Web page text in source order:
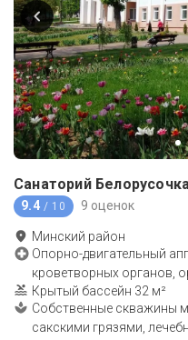
Санаторий Белорусочка
9.4 / 10 9 оценок
Минский район
Опорно-двигательный
кроветворных органов,
Крытый бассейн 32 м²
Собственные скважины
сакскими грязями,